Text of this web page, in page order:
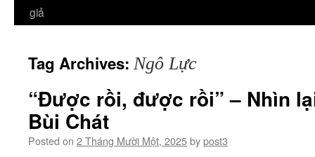
giả
Tag Archives: Ngô Lực
“Được rồi, được rồi” – Nhìn
Bùi Chát
Posted on 2 Tháng Mười Một, 2025bypost3